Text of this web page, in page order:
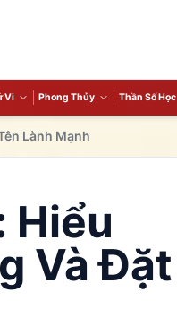
Vi Phong Thủy Thần Số Học
Lành Mạnh
Hiểu
Và Đặt